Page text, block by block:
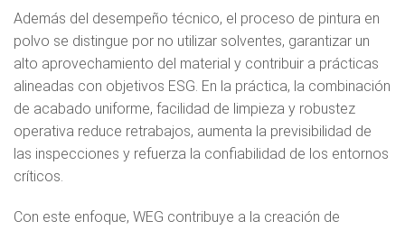
Además del desempeño técnico, el proceso de pintura en
polvo se distingue por no utilizar solventes, garantizar un
alto aprovechamiento del material y contribuir a prácticas
alineadas con objetivos ESG. En la práctica, la combinación
de acabado uniforme, facilidad de limpieza y robustez
operativa reduce retrabajos, aumenta la previsibilidad de
las inspecciones y refuerza la confiabilidad de los entornos
críticos.
Con este enfoque, WEG contribuye a la creación de